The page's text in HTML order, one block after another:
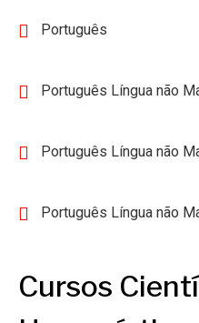
Português
Português Língua não
Português Língua não
Português Língua não
Cursos